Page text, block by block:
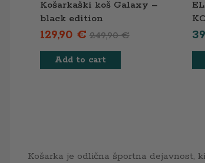
Košarkaški koš Galaxy –
black edition
129,90 € 249,90€
Add to cart
Košarka je odlična športna dejavnost,